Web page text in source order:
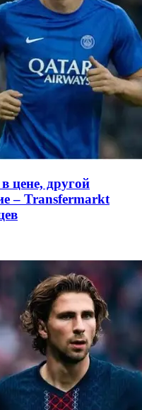
цене, другой
– Transfermarkt